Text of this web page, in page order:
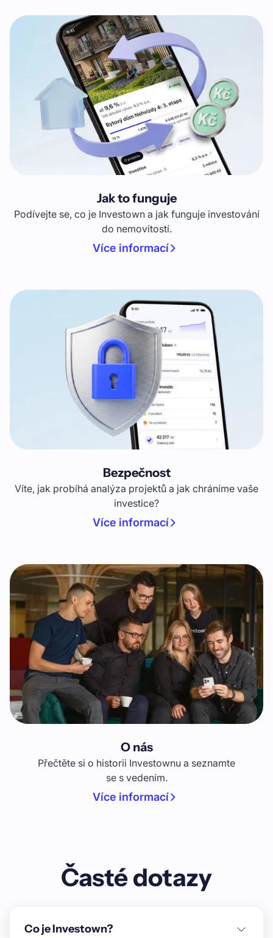
Jak to funguje
Podívejte se, co je Investown a jak funguje investování
do nemovitostí.
Více informací
Bezpečnost
Víte, jak probíhá analýza projektů a jak chráníme vaše
investice?
Více informací
O nás
Přečtěte si o historii Investownu a seznamte
se s vedením.
Více informací
Časté dotazy
Co je Investown?